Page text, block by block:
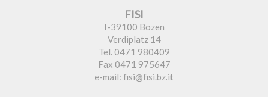
FISI
I-39100 Bozen
Verdiplatz 14
Tel. 0471 980409
Fax 0471 975647
e-mail: fisi@fisi.bz.it